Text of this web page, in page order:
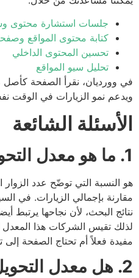
جلسات استشارة محتوى
كتابة محتوى المواقع
تحسين المحتوى الداخلي
تحليل سيو المواقع
في وورديان، نقرأ الصفحة كأصل
ويدعم نمو الزيارات في الوقت
الأسئلة الشائعة
1. ما هو معدل التحويل في السيو؟
هو النسبة التي توضّح عدد الزوار
مقارنة بإجمالي الزيارات. في
نتائج البحث، لأن نجاحها يرتبط
لذلك تقيس الشركات هذا المعدل
مفيدة فعلاً أم تحتاج الصفحة إلى
2. هل معدل التحويل مهم للمقالات؟